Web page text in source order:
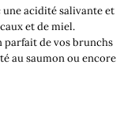
une acidité salivante et
et de miel.
parfait de vos brunchs
au saumon ou encore